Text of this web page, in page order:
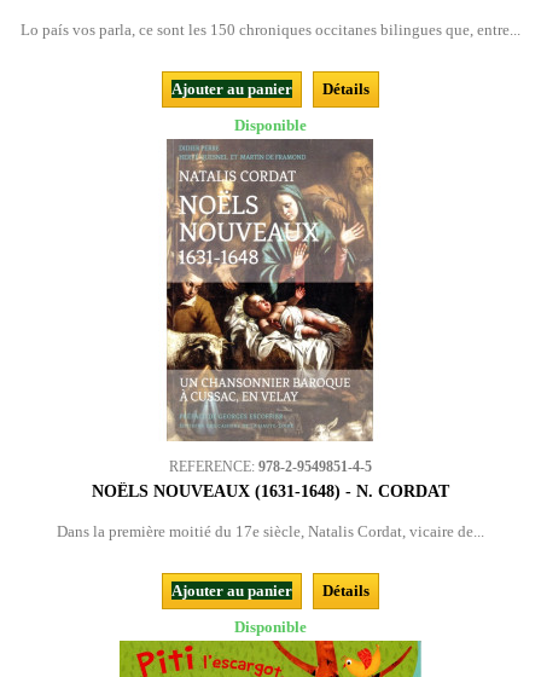
Lo país vos parla, ce sont les 150 chroniques occitanes bilingues que, entre...
Ajouter au panier
Détails
Disponible
REFERENCE: 978-2-9549851-4-5
NOËLS NOUVEAUX (1631-1648) - N. CORDAT
Dans la première moitié du 17e siècle, Natalis Cordat, vicaire de...
Ajouter au panier
Détails
Disponible